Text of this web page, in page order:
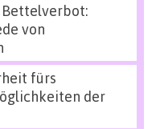
von
fürs
der